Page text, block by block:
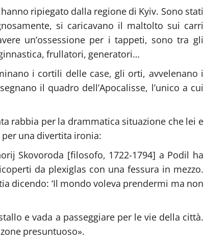
ripiegato dalla regione di Kyiv. Sono stati
si caricavano il maltolto sui carri
un’ossessione per i tappeti, sono tra gli
frullatori, generatori…
i cortili delle case, gli orti, avvelenano i
il quadro dell’Apocalisse, l’unico a cui
rabbia per la drammatica situazione che lei e
una divertita ironia:
Skovoroda [filosofo, 1722-1794] a Podil ha
da plexiglas con una fessura in mezzo.
dicendo: ‘Il mondo voleva prendermi ma non
e vada a passeggiare per le vie della città.
presuntuoso».